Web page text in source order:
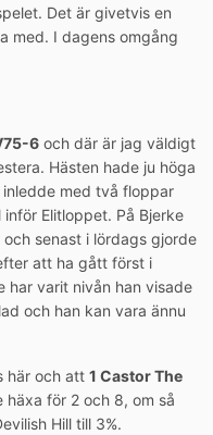
Det är givetvis en
med. I dagens omgång
6 och där är jag väldigt
Hästen hade ju höga
med två floppar
Elitloppet. På Bjerke
senast i lördags gjorde
att ha gått först i
har varit nivån han visade
och han kan vara ännu
här och att 1 Castor The
häxa för 2 och 8, om så
Hill till 3%.